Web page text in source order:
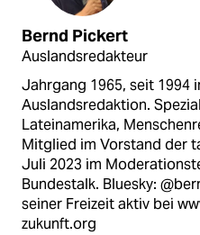
Bernd Pickert
Auslandsredakteur
Jahrgang 1965, seit 1994
Auslandsredaktion.
Lateinamerika,
Mitglied im Vorstand der
Juli 2023 im
Bundestalk. Bluesky:
seiner Freizeit aktiv bei
zukunft.org